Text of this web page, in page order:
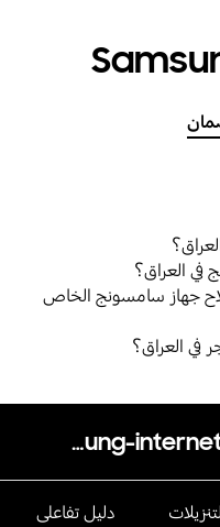
في العراق؟
جهاز سامسونج الخاص
في العراق؟
samsung-internet
دليل تفاعلى